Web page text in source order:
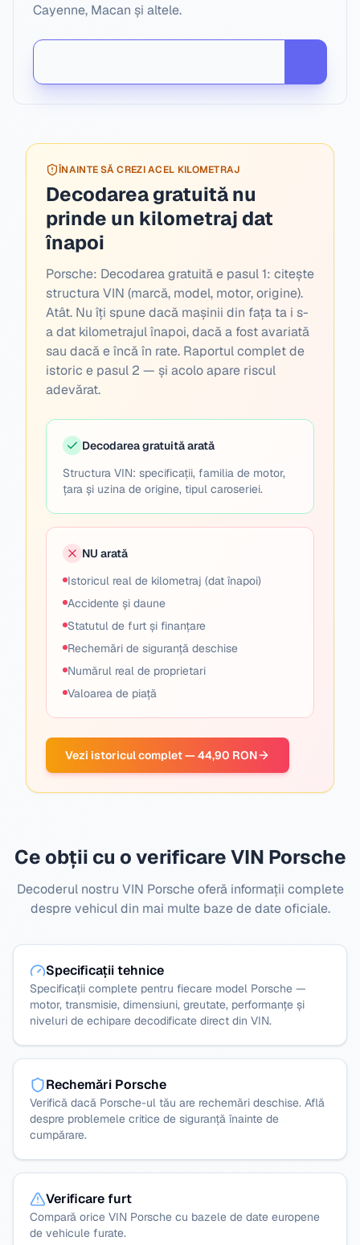
Cayenne, Macan și altele.
ÎNAINTE SĂ CREZI ACEL KILOMETRAJ
Decodarea gratuită nu
prinde un kilometraj dat
înapoi
Porsche: Decodarea gratuită e pasul 1: citește
structura VIN (marcă, model, motor, origine).
Atât. Nu îți spune dacă mașinii din fața ta i s-
a dat kilometrajul înapoi, dacă a fost avariată
sau dacă e încă în rate. Raportul complet de
istoric e pasul 2 — și acolo apare riscul
adevărat.
Decodarea gratuită arată
Structura VIN: specificații, familia de motor,
țara și uzina de origine, tipul caroseriei.
NU arată
Istoricul real de kilometraj (dat înapoi)
Accidente și daune
Statutul de furt și finanțare
Rechemări de siguranță deschise
Numărul real de proprietari
Valoarea de piață
Vezi istoricul complet — 44,90 RON
Ce obții cu o verificare VIN Porsche
Decoderul nostru VIN Porsche oferă informații complete
despre vehicul din mai multe baze de date oficiale.
Specificații tehnice
Specificații complete pentru fiecare model Porsche —
motor, transmisie, dimensiuni, greutate, performanțe și
niveluri de echipare decodificate direct din VIN.
Rechemări Porsche
Verifică dacă Porsche-ul tău are rechemări deschise. Află
despre problemele critice de siguranță înainte de
cumpărare.
Verificare furt
Compară orice VIN Porsche cu bazele de date europene
de vehicule furate.